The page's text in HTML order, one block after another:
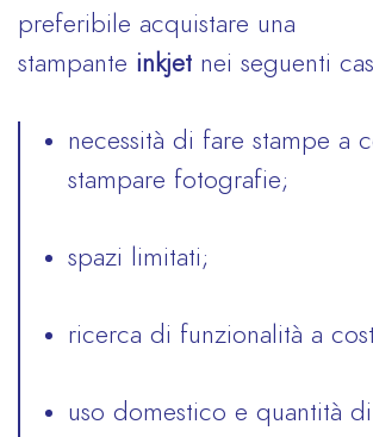
preferibile acquistare una
stampante inkjet nei seguenti
necessità di fare stampe a
stampare fotografie;
spazi limitati;
ricerca di funzionalità a
uso domestico e quantità